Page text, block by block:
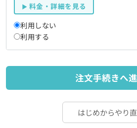
料金・詳細を見る
利用しない
利用する
注文手続きへ
はじめからやり